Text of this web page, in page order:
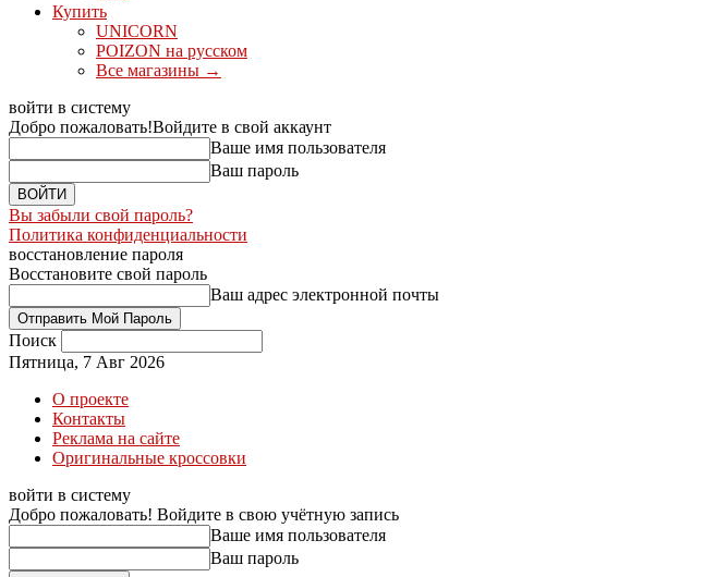
Купить
UNICORN
POIZON на русском
Все магазины →
войти в систему
Добро пожаловать!Войдите в свой аккаунт
Ваше имя пользователя
Ваш пароль
Вы забыли свой пароль?
Политика конфиденциальности
восстановление пароля
Восстановите свой пароль
Ваш адрес электронной почты
Поиск
Пятница, 7 Авг 2026
О проекте
Контакты
Реклама на сайте
Оригинальные кроссовки
войти в систему
Добро пожаловать! Войдите в свою учётную запись
Ваше имя пользователя
Ваш пароль